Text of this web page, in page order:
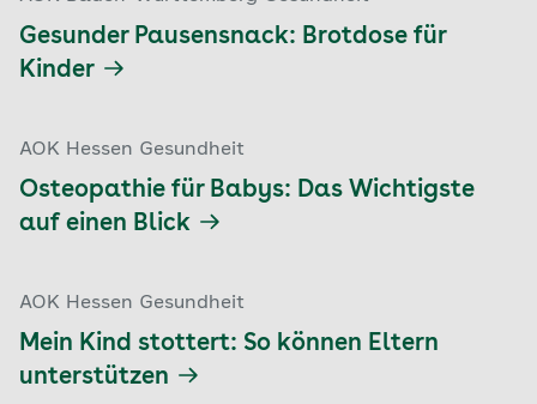
Gesunder Pausensnack: Brotdose für
Kinder
AOK Hessen Gesundheit
Osteopathie für Babys: Das Wichtigste
auf einen Blick
AOK Hessen Gesundheit
Mein Kind stottert: So können Eltern
unterstützen